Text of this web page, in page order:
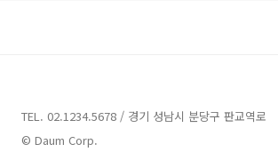
TEL. 02.1234.5678 / 경기 성남시 분당구 판교역로
© Daum Corp.